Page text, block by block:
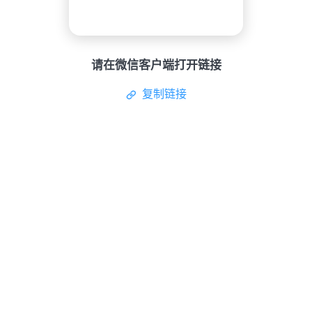
请在微信客户端打开链接
 复制链接